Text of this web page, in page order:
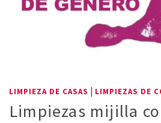
LIMPIEZA DE CASAS | LIMPIEZAS DE
Limpiezas mijilla